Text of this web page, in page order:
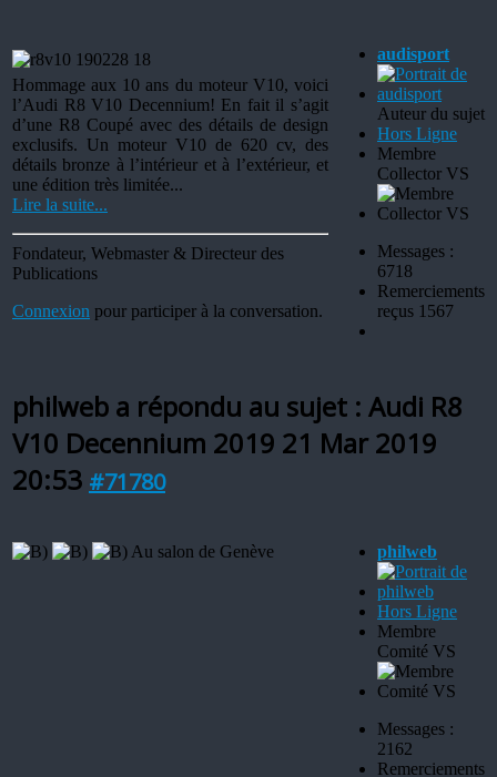
Hommage aux 10 ans du moteur V10, voici
l’Audi R8 V10 Decennium! En fait il s’agit
d’une R8 Coupé avec des détails de design
exclusifs. Un moteur V10 de 620 cv, des
détails bronze à l’intérieur et à l’extérieur, et
une édition très limitée...
Lire la suite...
Fondateur, Webmaster & Directeur des
Publications
Connexion pour participer à la conversation.
audisport
Auteur du sujet
Hors Ligne
Membre
Collector VS
Messages :
6718
Remerciements
reçus 1567
philweb a répondu au sujet : Audi R8
V10 Decennium 2019 21 Mar 2019
20:53 #71780
Au salon de Genève philweb
Hors Ligne
Membre
Comité VS
Messages :
2162
Remerciements